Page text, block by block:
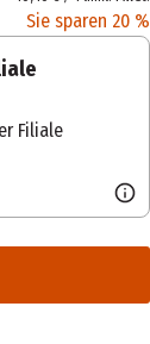
Sie sparen 20 %
Filiale